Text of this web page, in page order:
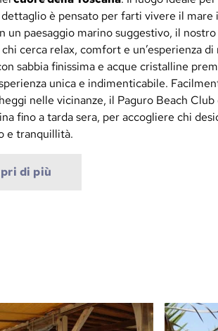
è pensato per farti vivere il
un paesaggio marino suggestivo, il
cerca relax, comfort e un’esperienza
sabbia finissima e acque cristalline
unica e indimenticabile.
nelle vicinanze, il Paguro Beach
fino a tarda sera, per accogliere chi
e tranquillità.
di più